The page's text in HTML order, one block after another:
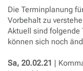
Die Terminplanung
Vorbehalt zu
Aktuell sind folgende
können sich noch
Sa, 20.02.21 |